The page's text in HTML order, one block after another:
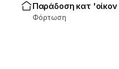
Παράδοση κατ 'οίκον
Φόρτωση